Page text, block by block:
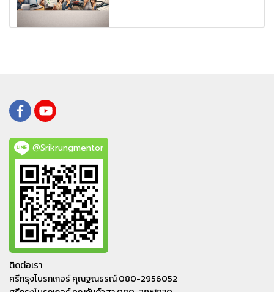
@Srikrungmentor
ติดต่อเรา
ศรีกรุงโบรกเกอร์ คุณฐณธรณ์ 080-2956052